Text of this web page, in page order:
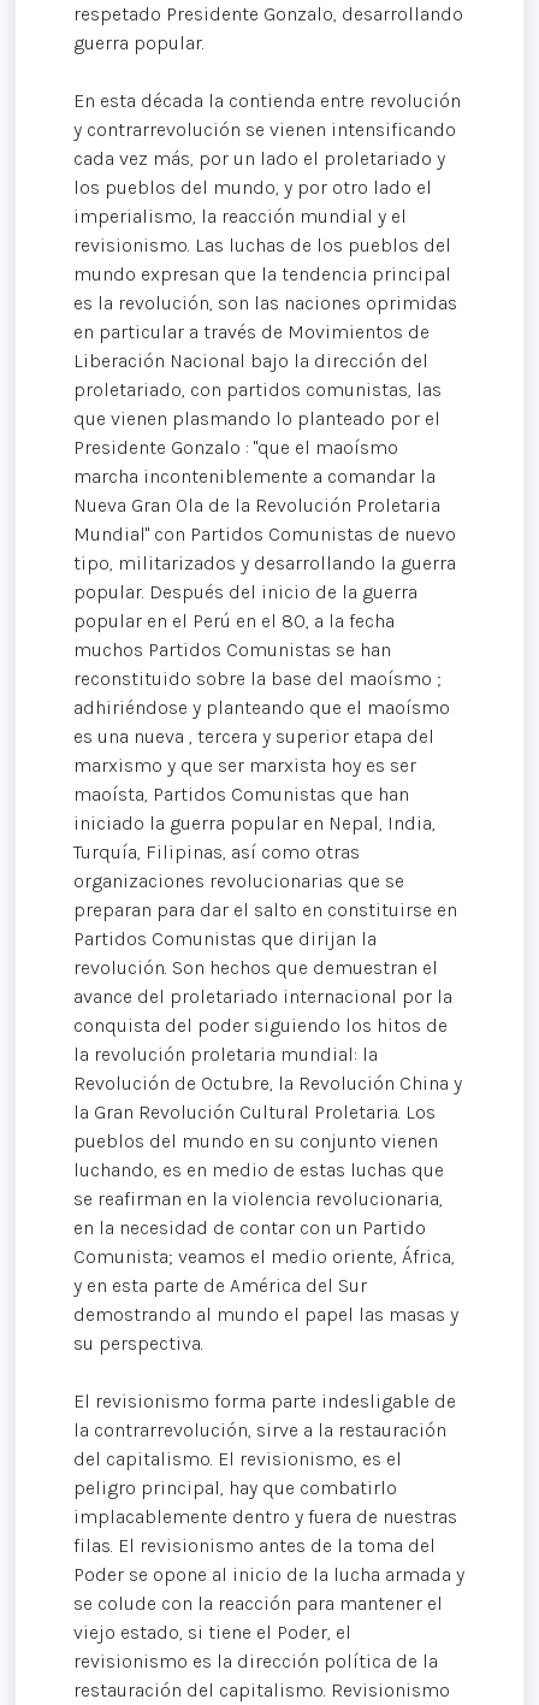
respetado Presidente Gonzalo, desarrollando
guerra popular.
En esta década la contienda entre revolución
y contrarrevolución se vienen intensificando
cada vez más, por un lado el proletariado y
los pueblos del mundo, y por otro lado el
imperialismo, la reacción mundial y el
revisionismo. Las luchas de los pueblos del
mundo expresan que la tendencia principal
es la revolución, son las naciones oprimidas
en particular a través de Movimientos de
Liberación Nacional bajo la dirección del
proletariado, con partidos comunistas, las
que vienen plasmando lo planteado por el
Presidente Gonzalo : "que el maoísmo
marcha inconteniblemente a comandar la
Nueva Gran Ola de la Revolución Proletaria
Mundial" con Partidos Comunistas de nuevo
tipo, militarizados y desarrollando la guerra
popular. Después del inicio de la guerra
popular en el Perú en el 80, a la fecha
muchos Partidos Comunistas se han
reconstituido sobre la base del maoísmo ;
adhiriéndose y planteando que el maoísmo
es una nueva , tercera y superior etapa del
marxismo y que ser marxista hoy es ser
maoísta, Partidos Comunistas que han
iniciado la guerra popular en Nepal, India,
Turquía, Filipinas, así como otras
organizaciones revolucionarias que se
preparan para dar el salto en constituirse en
Partidos Comunistas que dirijan la
revolución. Son hechos que demuestran el
avance del proletariado internacional por la
conquista del poder siguiendo los hitos de
la revolución proletaria mundial: la
Revolución de Octubre, la Revolución China y
la Gran Revolución Cultural Proletaria. Los
pueblos del mundo en su conjunto vienen
luchando, es en medio de estas luchas que
se reafirman en la violencia revolucionaria,
en la necesidad de contar con un Partido
Comunista; veamos el medio oriente, África,
y en esta parte de América del Sur
demostrando al mundo el papel las masas y
su perspectiva.
El revisionismo forma parte indesligable de
la contrarrevolución, sirve a la restauración
del capitalismo. El revisionismo, es el
peligro principal, hay que combatirlo
implacablemente dentro y fuera de nuestras
filas. El revisionismo antes de la toma del
Poder se opone al inicio de la lucha armada y
se colude con la reacción para mantener el
viejo estado, si tiene el Poder, el
revisionismo es la dirección política de la
restauración del capitalismo. Revisionismo